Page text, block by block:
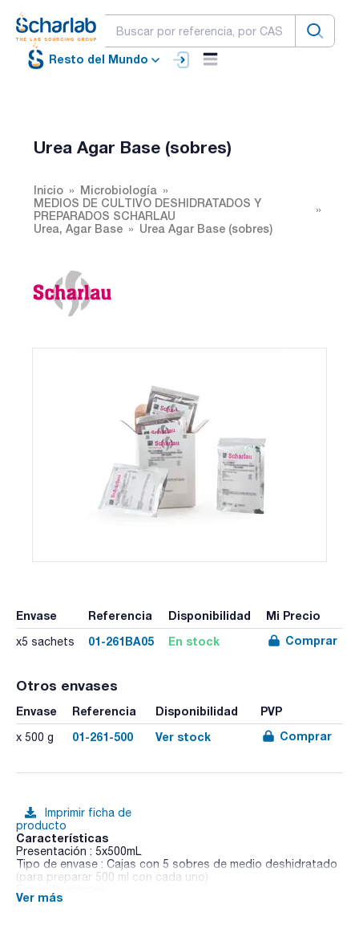
Resto del Mundo
Urea Agar Base (sobres)
Inicio
Microbiología
MEDIOS DE CULTIVO DESHIDRATADOS Y
PREPARADOS SCHARLAU
Urea, Agar Base
Urea Agar Base (sobres)
Envase Referencia Disponibilidad Mi Precio
x5 sachets 01-261BA05 En stock Comprar
Otros envases
Envase Referencia Disponibilidad PVP
x 500 g 01-261-500 Ver stock Comprar
Imprimir ficha de
producto
Características
Presentación : 5x500mL
Tipo de envase : Cajas con 5 sobres de medio deshidratado
(para preparar 500 ml con cada uno)
Ver más